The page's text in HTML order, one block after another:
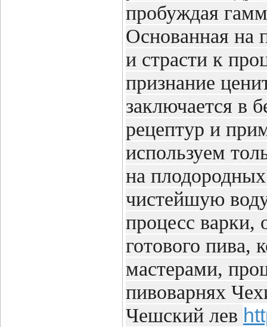
пробуждая
Основанная на
и страсти к
признание
заключается в
рецептур и
используем
на
чистейшую
процесс варки,
готового пива,
мастерами,
пивоварнях
Чешский лев